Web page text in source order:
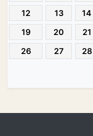
12
13 14
19
20 21
26
27 28